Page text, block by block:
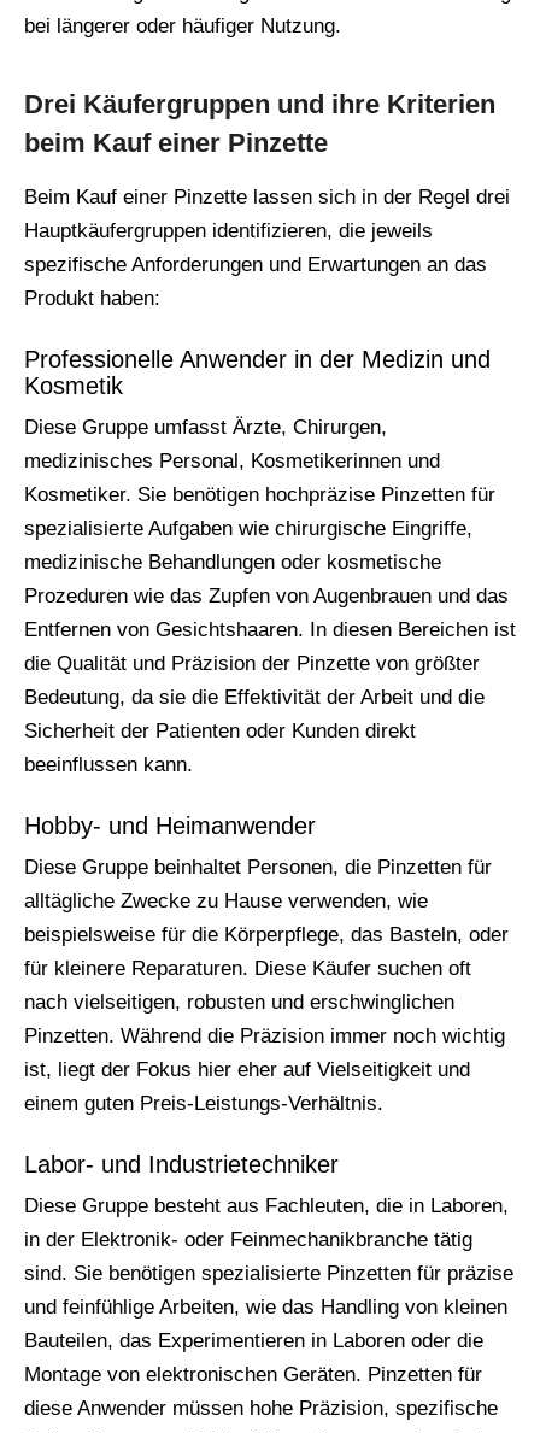
bei längerer oder häufiger Nutzung.
Drei Käufergruppen und ihre Kriterien
beim Kauf einer Pinzette
Beim Kauf einer Pinzette lassen sich in der Regel drei
Hauptkäufergruppen identifizieren, die jeweils
spezifische Anforderungen und Erwartungen an das
Produkt haben:
Professionelle Anwender in der Medizin und
Kosmetik
Diese Gruppe umfasst Ärzte, Chirurgen,
medizinisches Personal, Kosmetikerinnen und
Kosmetiker. Sie benötigen hochpräzise Pinzetten für
spezialisierte Aufgaben wie chirurgische Eingriffe,
medizinische Behandlungen oder kosmetische
Prozeduren wie das Zupfen von Augenbrauen und das
Entfernen von Gesichtshaaren. In diesen Bereichen ist
die Qualität und Präzision der Pinzette von größter
Bedeutung, da sie die Effektivität der Arbeit und die
Sicherheit der Patienten oder Kunden direkt
beeinflussen kann.
Hobby- und Heimanwender
Diese Gruppe beinhaltet Personen, die Pinzetten für
alltägliche Zwecke zu Hause verwenden, wie
beispielsweise für die Körperpflege, das Basteln, oder
für kleinere Reparaturen. Diese Käufer suchen oft
nach vielseitigen, robusten und erschwinglichen
Pinzetten. Während die Präzision immer noch wichtig
ist, liegt der Fokus hier eher auf Vielseitigkeit und
einem guten Preis-Leistungs-Verhältnis.
Labor- und Industrietechniker
Diese Gruppe besteht aus Fachleuten, die in Laboren,
in der Elektronik- oder Feinmechanikbranche tätig
sind. Sie benötigen spezialisierte Pinzetten für präzise
und feinfühlige Arbeiten, wie das Handling von kleinen
Bauteilen, das Experimentieren in Laboren oder die
Montage von elektronischen Geräten. Pinzetten für
diese Anwender müssen hohe Präzision, spezifische